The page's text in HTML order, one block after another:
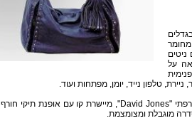
מחומר
ניטים
על
טלפון נייד, יומן, מפתחות ועוד.
קולקציית תיקי הניטים של המותג הצרפתי "David Jones", מיישרת קו עם אופנת תיקי חורף